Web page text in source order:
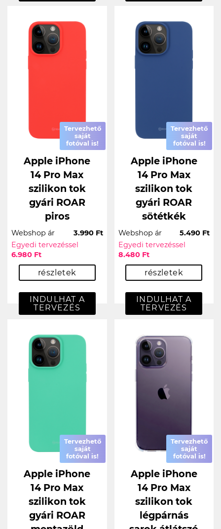
Tervezhető
saját
fotóval is!
Apple iPhone
14 Pro Max
szilikon tok
gyári ROAR
piros
Webshop ár
3.990 Ft
Egyedi tervezéssel
6.980 Ft
részletek
INDULHAT A
TERVEZÉS
Tervezhető
saját
fotóval is!
Apple iPhone
14 Pro Max
szilikon tok
gyári ROAR
sötétkék
Webshop ár
5.490 Ft
Egyedi tervezéssel
8.480 Ft
részletek
INDULHAT A
TERVEZÉS
Tervezhető
saját
fotóval is!
Apple iPhone
14 Pro Max
szilikon tok
gyári ROAR
Tervezhető
saját
fotóval is!
Apple iPhone
14 Pro Max
szilikon tok
légpárnás